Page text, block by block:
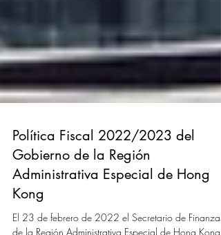
Política Fiscal 2022/2023 del
Gobierno de la Región
Administrativa Especial de Hong
Kong